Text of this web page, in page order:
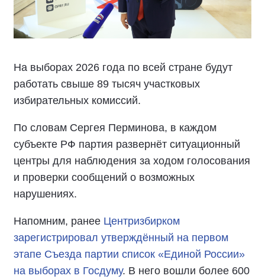
На выборах 2026 года по всей стране будут
работать свыше 89 тысяч участковых
избирательных комиссий.
По словам Сергея Перминова, в каждом
субъекте РФ партия развернёт ситуационный
центры для наблюдения за ходом голосования
и проверки сообщений о возможных
нарушениях.
Напомним, ранее Центризбирком
зарегистрировал утверждённый на первом
этапе Съезда партии список «Единой России»
на выборах в Госдуму. В него вошли более 600